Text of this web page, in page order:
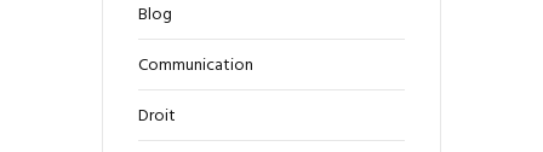
Blog
Communication
Droit